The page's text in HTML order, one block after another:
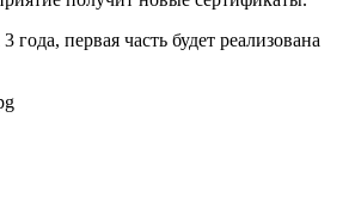
года, первая часть будет реализована